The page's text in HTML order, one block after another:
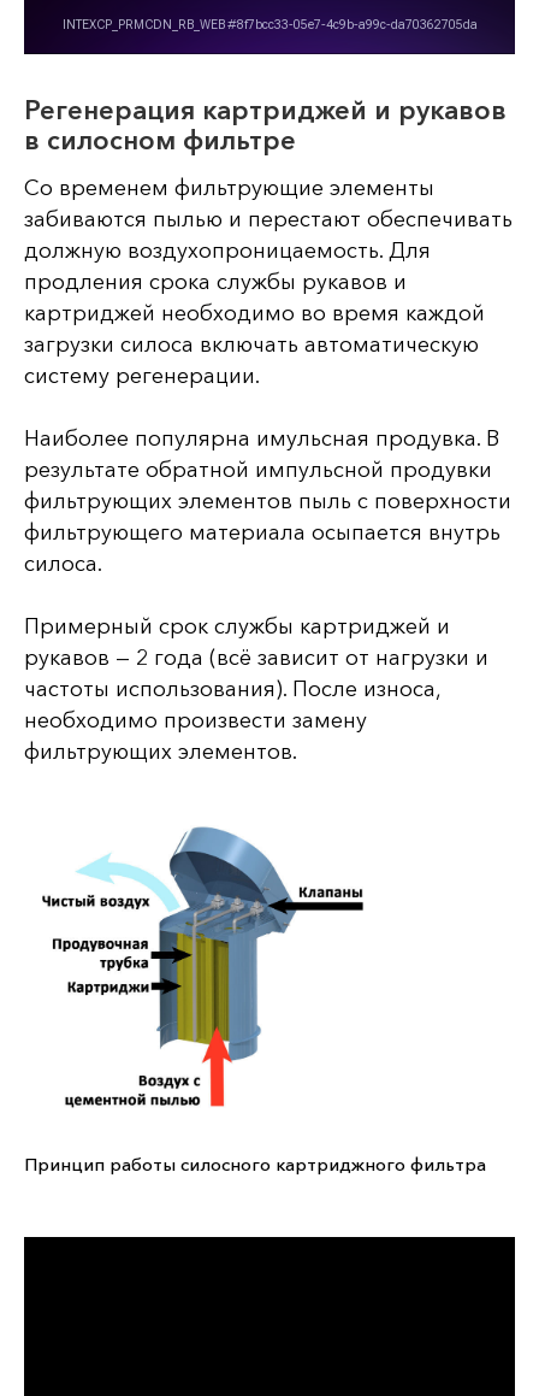
Регенерация картриджей и рукавов
в силосном фильтре
Со временем фильтрующие элементы
забиваются пылью и перестают обеспечивать
должную воздухопроницаемость. Для
продления срока службы рукавов и
картриджей необходимо во время каждой
загрузки силоса включать автоматическую
систему регенерации.
Наиболее популярна имульсная продувка. В
результате обратной импульсной продувки
фильтрующих элементов пыль с поверхности
фильтрующего материала осыпается внутрь
силоса.
Примерный срок службы картриджей и
рукавов — 2 года (всё зависит от нагрузки и
частоты использования). После износа,
необходимо произвести замену
фильтрующих элементов.
Принцип работы силосного картриджного фильтра